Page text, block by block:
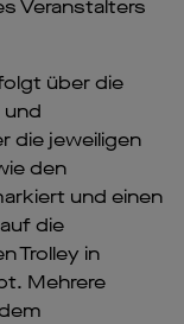
Veranstalters
über die
und
die jeweiligen
den
und einen
die
Trolley in
Mehrere